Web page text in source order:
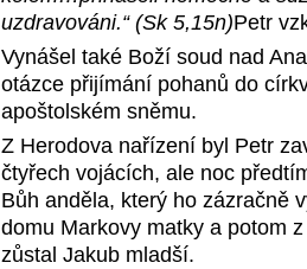
uzdravováni.“ (Sk 5,15n)Petr
Vynášel také Boží soud nad
otázce přijímání pohanů do
apoštolském sněmu.
Z Herodova nařízení byl Petr
čtyřech vojácích, ale noc
Bůh anděla, který ho zázračně
domu Markovy matky a potom
zůstal Jakub mladší.